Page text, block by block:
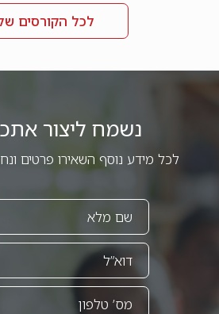
לכל הקורסים
נשמח ליצור
לכל מידע נוסף השאירו פרטים